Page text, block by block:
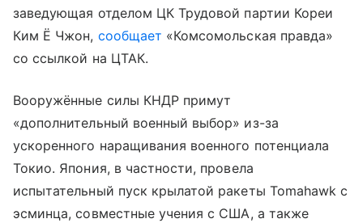
заведующая отделом ЦК Трудовой партии Кореи
Ким Ё Чжон, сообщает «Комсомольская правда»
со ссылкой на ЦТАК.
Вооружённые силы КНДР примут
«дополнительный военный выбор» из-за
ускоренного наращивания военного потенциала
Токио. Япония, в частности, провела
испытательный пуск крылатой ракеты Tomahawk с
эсминца, совместные учения с США, а также